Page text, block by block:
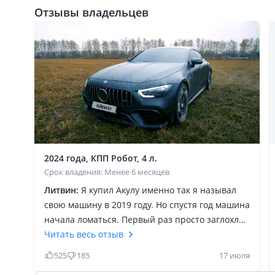
Отзывы владельцев
2024 года, КПП Робот, 4 л.
Срок владения: Менее 6 месяцев
Литвин: Я купил Акулу именно так я называл
свою машину в 2019 году. Но спустя год машина
начала ломаться. Первый раз просто заглохла
посреди дороги. В дилерском центре сделали
ремонт, но после этого неполадки возникали
еще несколько раз. Мне обидно, досадно, эта
Читать весь отзыв
525 185 17 июля